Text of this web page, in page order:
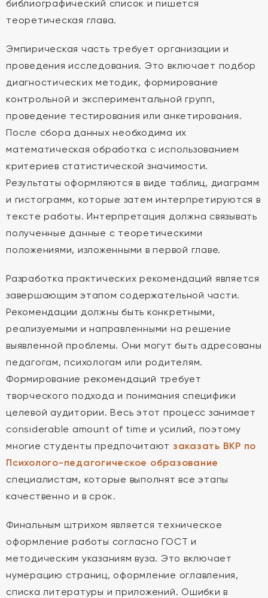
библиографический список и пишется
теоретическая глава.
Эмпирическая часть требует организации и
проведения исследования. Это включает подбор
диагностических методик, формирование
контрольной и экспериментальной групп,
проведение тестирования или анкетирования.
После сбора данных необходима их
математическая обработка с использованием
критериев статистической значимости.
Результаты оформляются в виде таблиц, диаграмм
и гистограмм, которые затем интерпретируются в
тексте работы. Интерпретация должна связывать
полученные данные с теоретическими
положениями, изложенными в первой главе.
Разработка практических рекомендаций является
завершающим этапом содержательной части.
Рекомендации должны быть конкретными,
реализуемыми и направленными на решение
выявленной проблемы. Они могут быть адресованы
педагогам, психологам или родителям.
Формирование рекомендаций требует
творческого подхода и понимания специфики
целевой аудитории. Весь этот процесс занимает
considerable amount of time и усилий, поэтому
многие студенты предпочитают заказать ВКР по
Психолого-педагогическое образование
специалистам, которые выполнят все этапы
качественно и в срок.
Финальным штрихом является техническое
оформление работы согласно ГОСТ и
методическим указаниям вуза. Это включает
нумерацию страниц, оформление оглавления,
списка литературы и приложений. Ошибки в